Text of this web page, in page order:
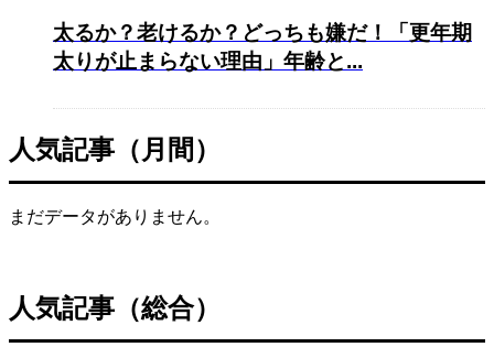
太るか？老けるか？どっちも嫌だ！「更年期
太りが止まらない理由」年齢と...
人気記事（月間）
まだデータがありません。
人気記事（総合）